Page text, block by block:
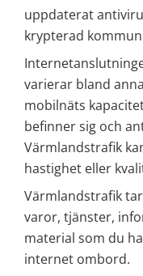
uppdaterat
krypterad
varierar bland
mobilnäts
befinner sig och
Värmlandstrafik
hastighet eller
Värmlandstrafik
varor, tjänster,
material som du
internet ombord.